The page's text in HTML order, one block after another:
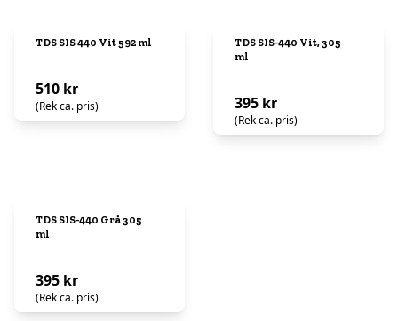
TDS SIS 440 Vit 592 ml
510 kr
(Rek ca. pris)
TDS SIS-440 Vit, 305
ml
395 kr
(Rek ca. pris)
TDS SIS-440 Grå 305
ml
395 kr
(Rek ca. pris)